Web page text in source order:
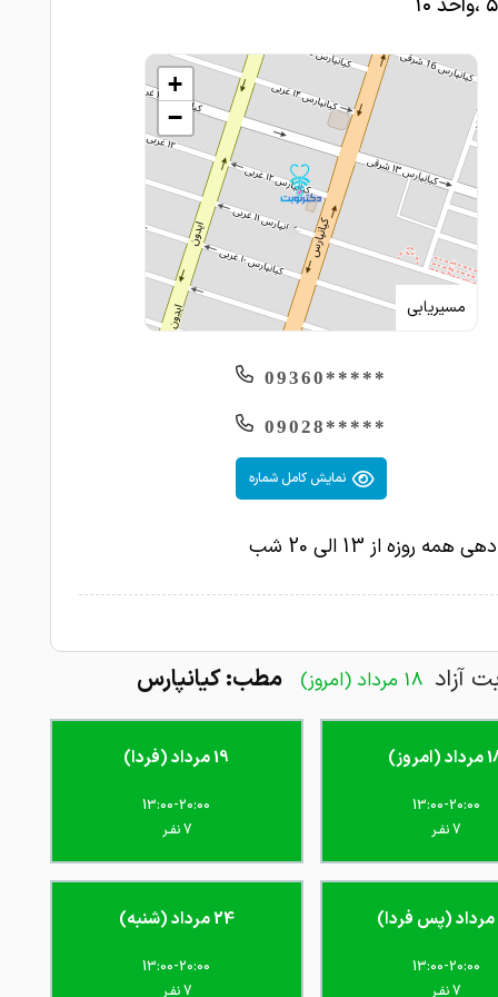
ترک کنه ولی با کمک داروهای خانم دکتر بدون درد
مهربونن ممنونم ازشون
1403-08-08
امتیاز درج شده است 1403-08-08
دکتر بسیار مهربون و با حوصله و کاربلد هستندو
و آگاهی بالاشون تونستن مشکل استرس شدیدمو
کنند ،من خیلیییییی ازشون راضی هستم
ممنونم ازتون وجود شما به من ارامش داد خیلی
به صحبتهای من گوش کردید و با راهنماییهای خوبتون
من رو به زندگی تغییر دادید سبب شدید من از تصمیم
خودم منصرف بشم و بیشتر به خودم اهمیت بدم
کلا بار اولم بود میومدم مشاوره حتی در جلسه اول جواب
سوالامو گرفتم و قطعا جلساتمو باهاشون ادامه میدم
کنم که خیلی خوش برخورد، باسواد و امروزی بودن
علت مراجعه: وسواس و فكر زياد
امتیاز درج شده است
و به دفعات زیاد نزد دکترهای زیادی در این خصوص
نتیجه درست و حسابی نگرفتم اما اولین جلسه که با دکتر
تمام شد به شدت احساس رضایت و حال خوب بهم
و طی چهار جلسه تمام مشکلاتی که من تو این مدت
برطرف شد نمیدونم چجوری تشکر کنم اما امیدوارم
سالم و تندرست باشند
1403-07-29
ایشان و راهکار عالی که به ما پیشنهاد دادن خیلی خوب و
راهگشا بود
آزاد 18 مرداد (امروز) مطب: کیانپارس
13:00-20:00
7 نفـر
19 مرداد (فردا)
13:00-20:00
7 نفـر
13:00-20:00
7 نفـر
24 مرداد (شنبه)
13:00-20:00
7 نفـر
مسیریابی
+
−
*****09360
*****09028
نمایش کامل شماره
روزه از 13 الی 20 شب